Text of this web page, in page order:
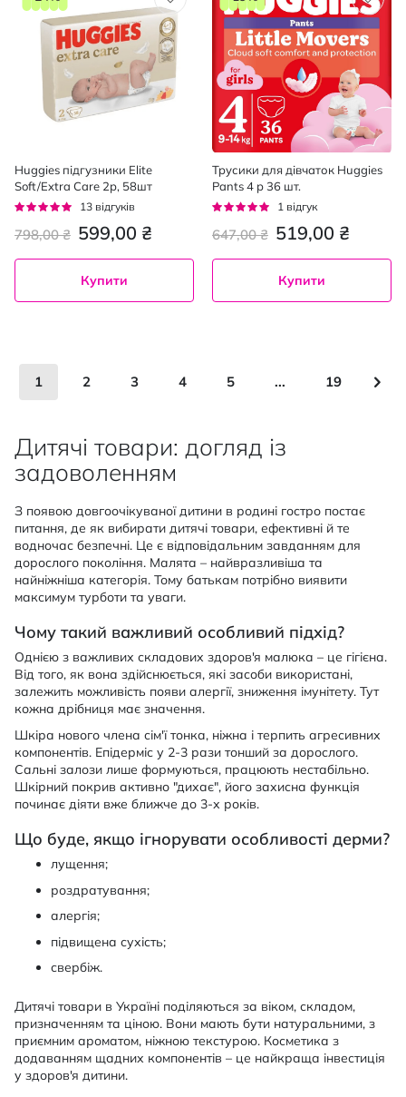
Huggies підгузники Elite
Soft/Extra Care 2р, 58шт
Рейтинг:
13 відгуків
599,00 ₴
798,00 ₴
Купити
Трусики для дівчаток Huggies
Pants 4 р 36 шт.
Рейтинг:
1 відгук
519,00 ₴
647,00 ₴
Купити
You're currently reading page
1 Сторінка
2 Сторінка
3 Сторінка
4 Сторінка
5 ... Сторінка
19
Дитячі товари: догляд із
задоволенням
З появою довгоочікуваної дитини в родині гостро постає
питання, де як вибирати дитячі товари, ефективні й те
водночас безпечні. Це є відповідальним завданням для
дорослого покоління. Малята – найвразливіша та
найніжніша категорія. Тому батькам потрібно виявити
максимум турботи та уваги.
Чому такий важливий особливий підхід?
Однією з важливих складових здоров'я малюка – це гігієна.
Від того, як вона здійснюється, які засоби використані,
залежить можливість появи алергії, зниження імунітету. Тут
кожна дрібниця має значення.
Шкіра нового члена сім'ї тонка, ніжна і терпить агресивних
компонентів. Епідерміс у 2-3 рази тонший за дорослого.
Сальні залози лише формуються, працюють нестабільно.
Шкірний покрив активно "дихає", його захисна функція
починає діяти вже ближче до 3-х років.
Що буде, якщо ігнорувати особливості дерми?
лущення;
роздратування;
алергія;
підвищена сухість;
свербіж.
Дитячі товари в Україні поділяються за віком, складом,
призначенням та ціною. Вони мають бути натуральними, з
приємним ароматом, ніжною текстурою. Косметика з
додаванням щадних компонентів – це найкраща інвестиція
у здоров'я дитини.